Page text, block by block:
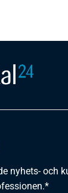
nyhets- och